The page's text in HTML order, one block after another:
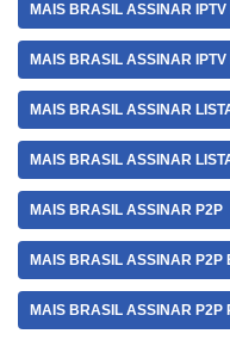
MAIS BRASIL ASSINAR
MAIS BRASIL ASSINAR
MAIS BRASIL ASSINAR
MAIS BRASIL ASSINAR
MAIS BRASIL ASSINAR P2P
MAIS BRASIL ASSINAR P2P
MAIS BRASIL ASSINAR P2P